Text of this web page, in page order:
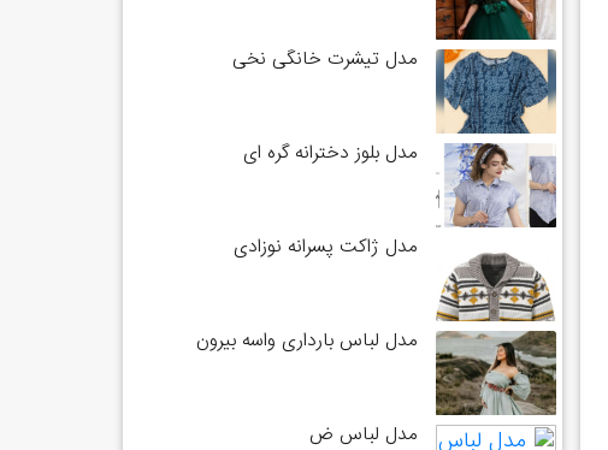
مدل تیشرت خانگی نخی
مدل بلوز دخترانه گره ای
مدل ژاکت پسرانه نوزادی
مدل لباس بارداری واسه بیرون
مدل لباس ض